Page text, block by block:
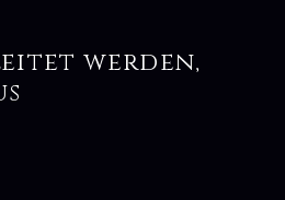
werden,